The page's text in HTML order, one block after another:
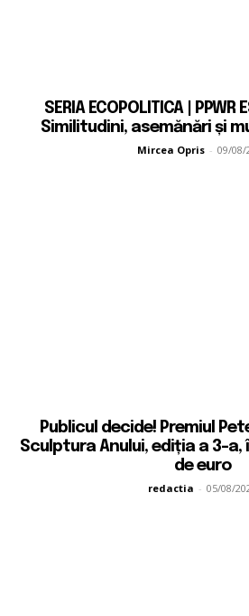
SERIA ECOPOLITICA | PPWR
Similitudini, asemănări și
Mircea Opris - 09/08/
Publicul decide! Premiul
Sculptura Anului, ediția a 3-a,
de euro
redactia - 05/08/